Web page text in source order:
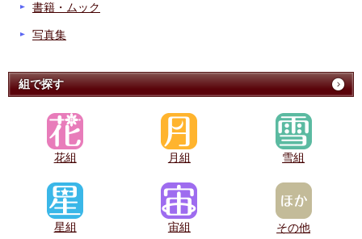
書籍・ムック
写真集
組で探す
花組 月組 雪組
星組 宙組 その他